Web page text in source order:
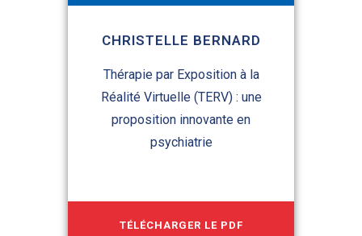
CHRISTELLE BERNARD
Thérapie par Exposition à la
Réalité Virtuelle (TERV) : une
proposition innovante en
psychiatrie
TÉLÉCHARGER LE PDF